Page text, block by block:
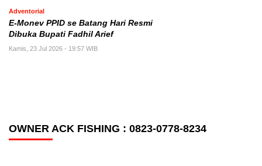
Adventorial
E-Monev PPID se Batang Hari Resmi
Dibuka Bupati Fadhil Arief
Kamis, 23 Jul 2026 - 19:57 WIB
OWNER ACK FISHING : 0823-0778-8234